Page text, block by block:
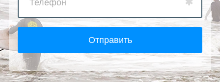
Отправить